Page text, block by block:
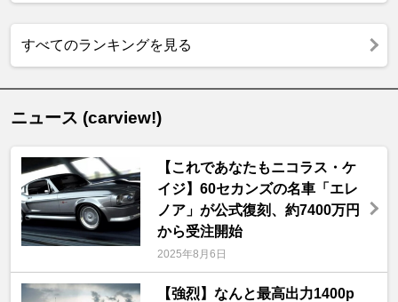
すべてのランキングを見る
ニュース (carview!)
【これであなたもニコラス・ケ
イジ】60セカンズの名車「エレ
ノア」が公式復刻、約7400万円
から受注開始
2025年8月6日
【強烈】なんと最高出力1400p